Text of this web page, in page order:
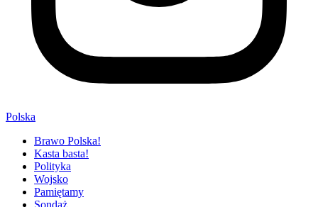
Polska
Brawo Polska!
Kasta basta!
Polityka
Wojsko
Pamiętamy
Sondaż